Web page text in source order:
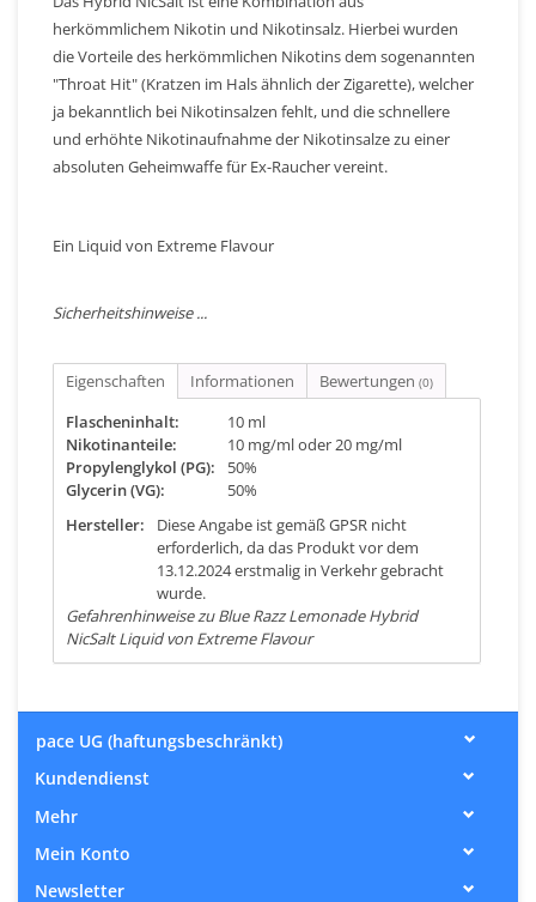
herkömmlichem Nikotin und Nikotinsalz. Hierbei wurden
die Vorteile des herkömmlichen Nikotins dem sogenannten
"Throat Hit" (Kratzen im Hals ähnlich der Zigarette), welcher
ja bekanntlich bei Nikotinsalzen fehlt, und die schnellere
und erhöhte Nikotinaufnahme der Nikotinsalze zu einer
absoluten Geheimwaffe für Ex-Raucher vereint.
Ein Liquid von Extreme Flavour
Sicherheitshinweise ...
Eigenschaften Informationen Bewertungen (0)
Flascheninhalt:
10 ml
Nikotinanteile:
10 mg/ml oder 20 mg/ml
Propylenglykol (PG):
50%
Glycerin (VG):
50%
Hersteller:
Diese Angabe ist gemäß GPSR nicht
erforderlich, da das Produkt vor dem
13.12.2024 erstmalig in Verkehr gebracht
wurde.
Gefahrenhinweise zu Blue Razz Lemonade Hybrid
NicSalt Liquid von Extreme Flavour
pace UG (haftungsbeschränkt)
Kundendienst
Mehr
Mein Konto
Newsletter